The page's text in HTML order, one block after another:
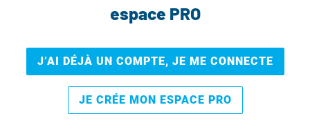
espace PRO
J’AI DÉJÀ UN COMPTE, JE ME CONNECTE
JE CRÉE MON ESPACE PRO